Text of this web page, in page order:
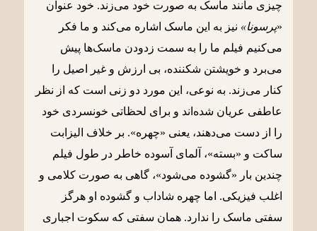
چیزی مانند ماسک به صورت خود می‌زند. خود عنوان
«پرسونا» نیز به این ماسک اشاره می‌کند و ما فکر
می‌کنیم فیلم ما را به سمت زدودن ماسک‌ها پیش
می‌برد و خویشتن شکننده، بی ارزش و غیر اصیل را
کنار می‌زند. به نوعی، این مورد دو زنی است که از نظر
عاطفی عریان شده‌اند و برای لحظاتی خونسردی خود
را از دست می‌دهند، یعنی «چهره». بر خلاف الیزابت
ساکت و «بسته»، آلمای آسوده خاطر در طول فیلم
چندین بار «گشوده می‌شود»، گاهی به صورت کلامی و
اغلب فیزیکی. اما چهره شاداب و گشوده او هرگز
سفتی ماسک را ندارد. همان سفتی که سکوت اجباری